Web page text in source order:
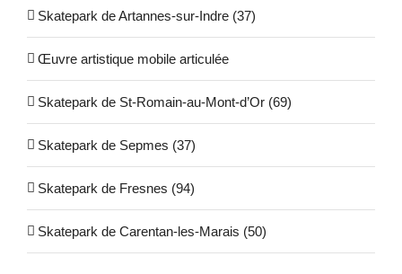
Skatepark de Artannes-sur-Indre (37)
Œuvre artistique mobile articulée
Skatepark de St-Romain-au-Mont-d’Or (69)
Skatepark de Sepmes (37)
Skatepark de Fresnes (94)
Skatepark de Carentan-les-Marais (50)